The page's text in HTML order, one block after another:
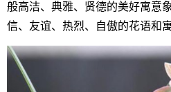
般高洁、典雅、贤德的美好寓意
信、友谊、热烈、自傲的花语和寓